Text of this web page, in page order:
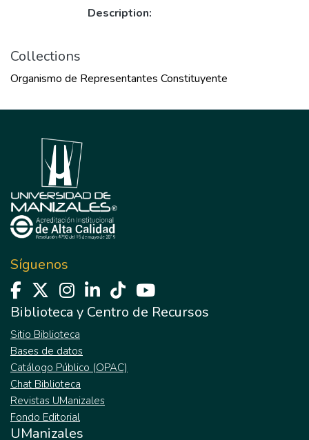
Description:
Collections
Organismo de Representantes Constituyente
Síguenos
Biblioteca y Centro de Recursos
Sitio Biblioteca
Bases de datos
Catálogo Público (OPAC)
Chat Biblioteca
Revistas UManizales
Fondo Editorial
UManizales